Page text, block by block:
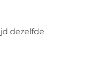
dezelfde